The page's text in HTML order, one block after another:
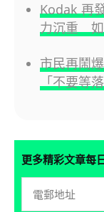
Kodak 再
力沉重 如
市民再鬧
「不要等
更多精彩文章每